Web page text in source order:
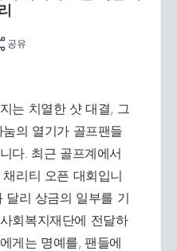
공유
는 치열한 샷 대결, 그
의 열기가 골프팬들
다. 최근 골프계에서
리티 오픈 대회입니
달리 상금의 일부를 기
회복지재단에 전달하
게는 명예를, 팬들에